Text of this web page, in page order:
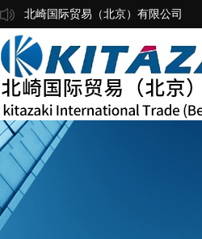
北崎国际贸易（北京）有限公司